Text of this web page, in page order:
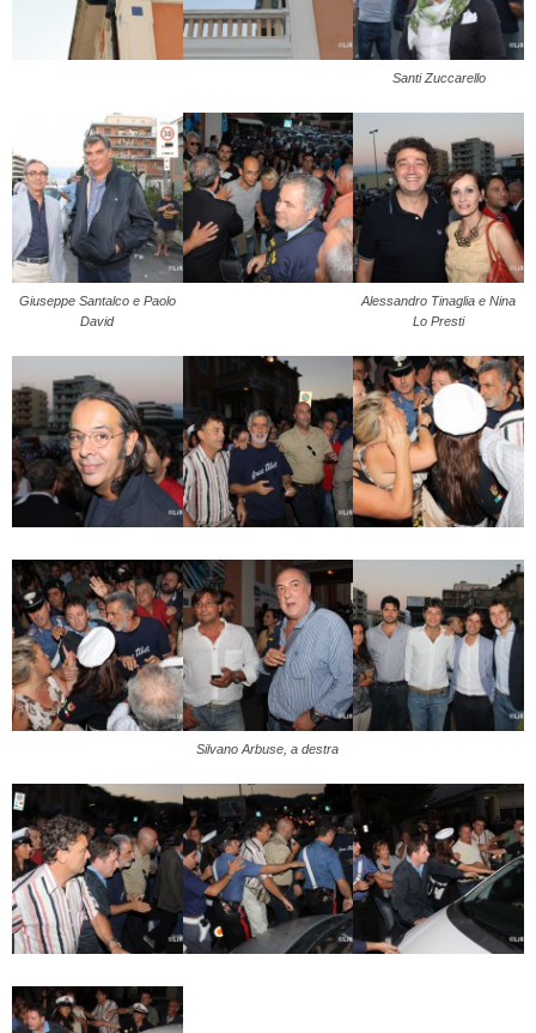
Santi Zuccarello
Giuseppe Santalco e Paolo
David
Alessandro Tinaglia e Nina
Lo Presti
Silvano Arbuse, a destra